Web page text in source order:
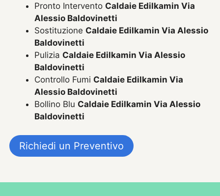
Pronto Intervento Caldaie Edilkamin Via
Alessio Baldovinetti
Sostituzione Caldaie Edilkamin Via Alessio
Baldovinetti
Pulizia Caldaie Edilkamin Via Alessio
Baldovinetti
Controllo Fumi Caldaie Edilkamin Via
Alessio Baldovinetti
Bollino Blu Caldaie Edilkamin Via Alessio
Baldovinetti
Richiedi un Preventivo